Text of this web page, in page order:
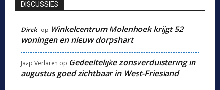
DISCUSSIES
Dirck op Winkelcentrum Molenhoek krijgt 52
woningen en nieuw dorpshart
Jaap Verlaren op Gedeeltelijke zonsverduistering in
augustus goed zichtbaar in West-Friesland